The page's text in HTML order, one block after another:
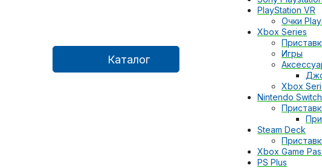
Каталог
PlayStation VR
Очки
Xbox Series
Игры
Xbox
Nintendo Switch
Steam Deck
Xbox Game
PS Plus